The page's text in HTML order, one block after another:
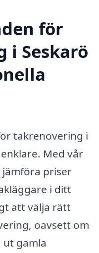
för
i Seskarö
takrenovering i
Med vår
priser
i ditt
att välja rätt
oavsett om
gamla